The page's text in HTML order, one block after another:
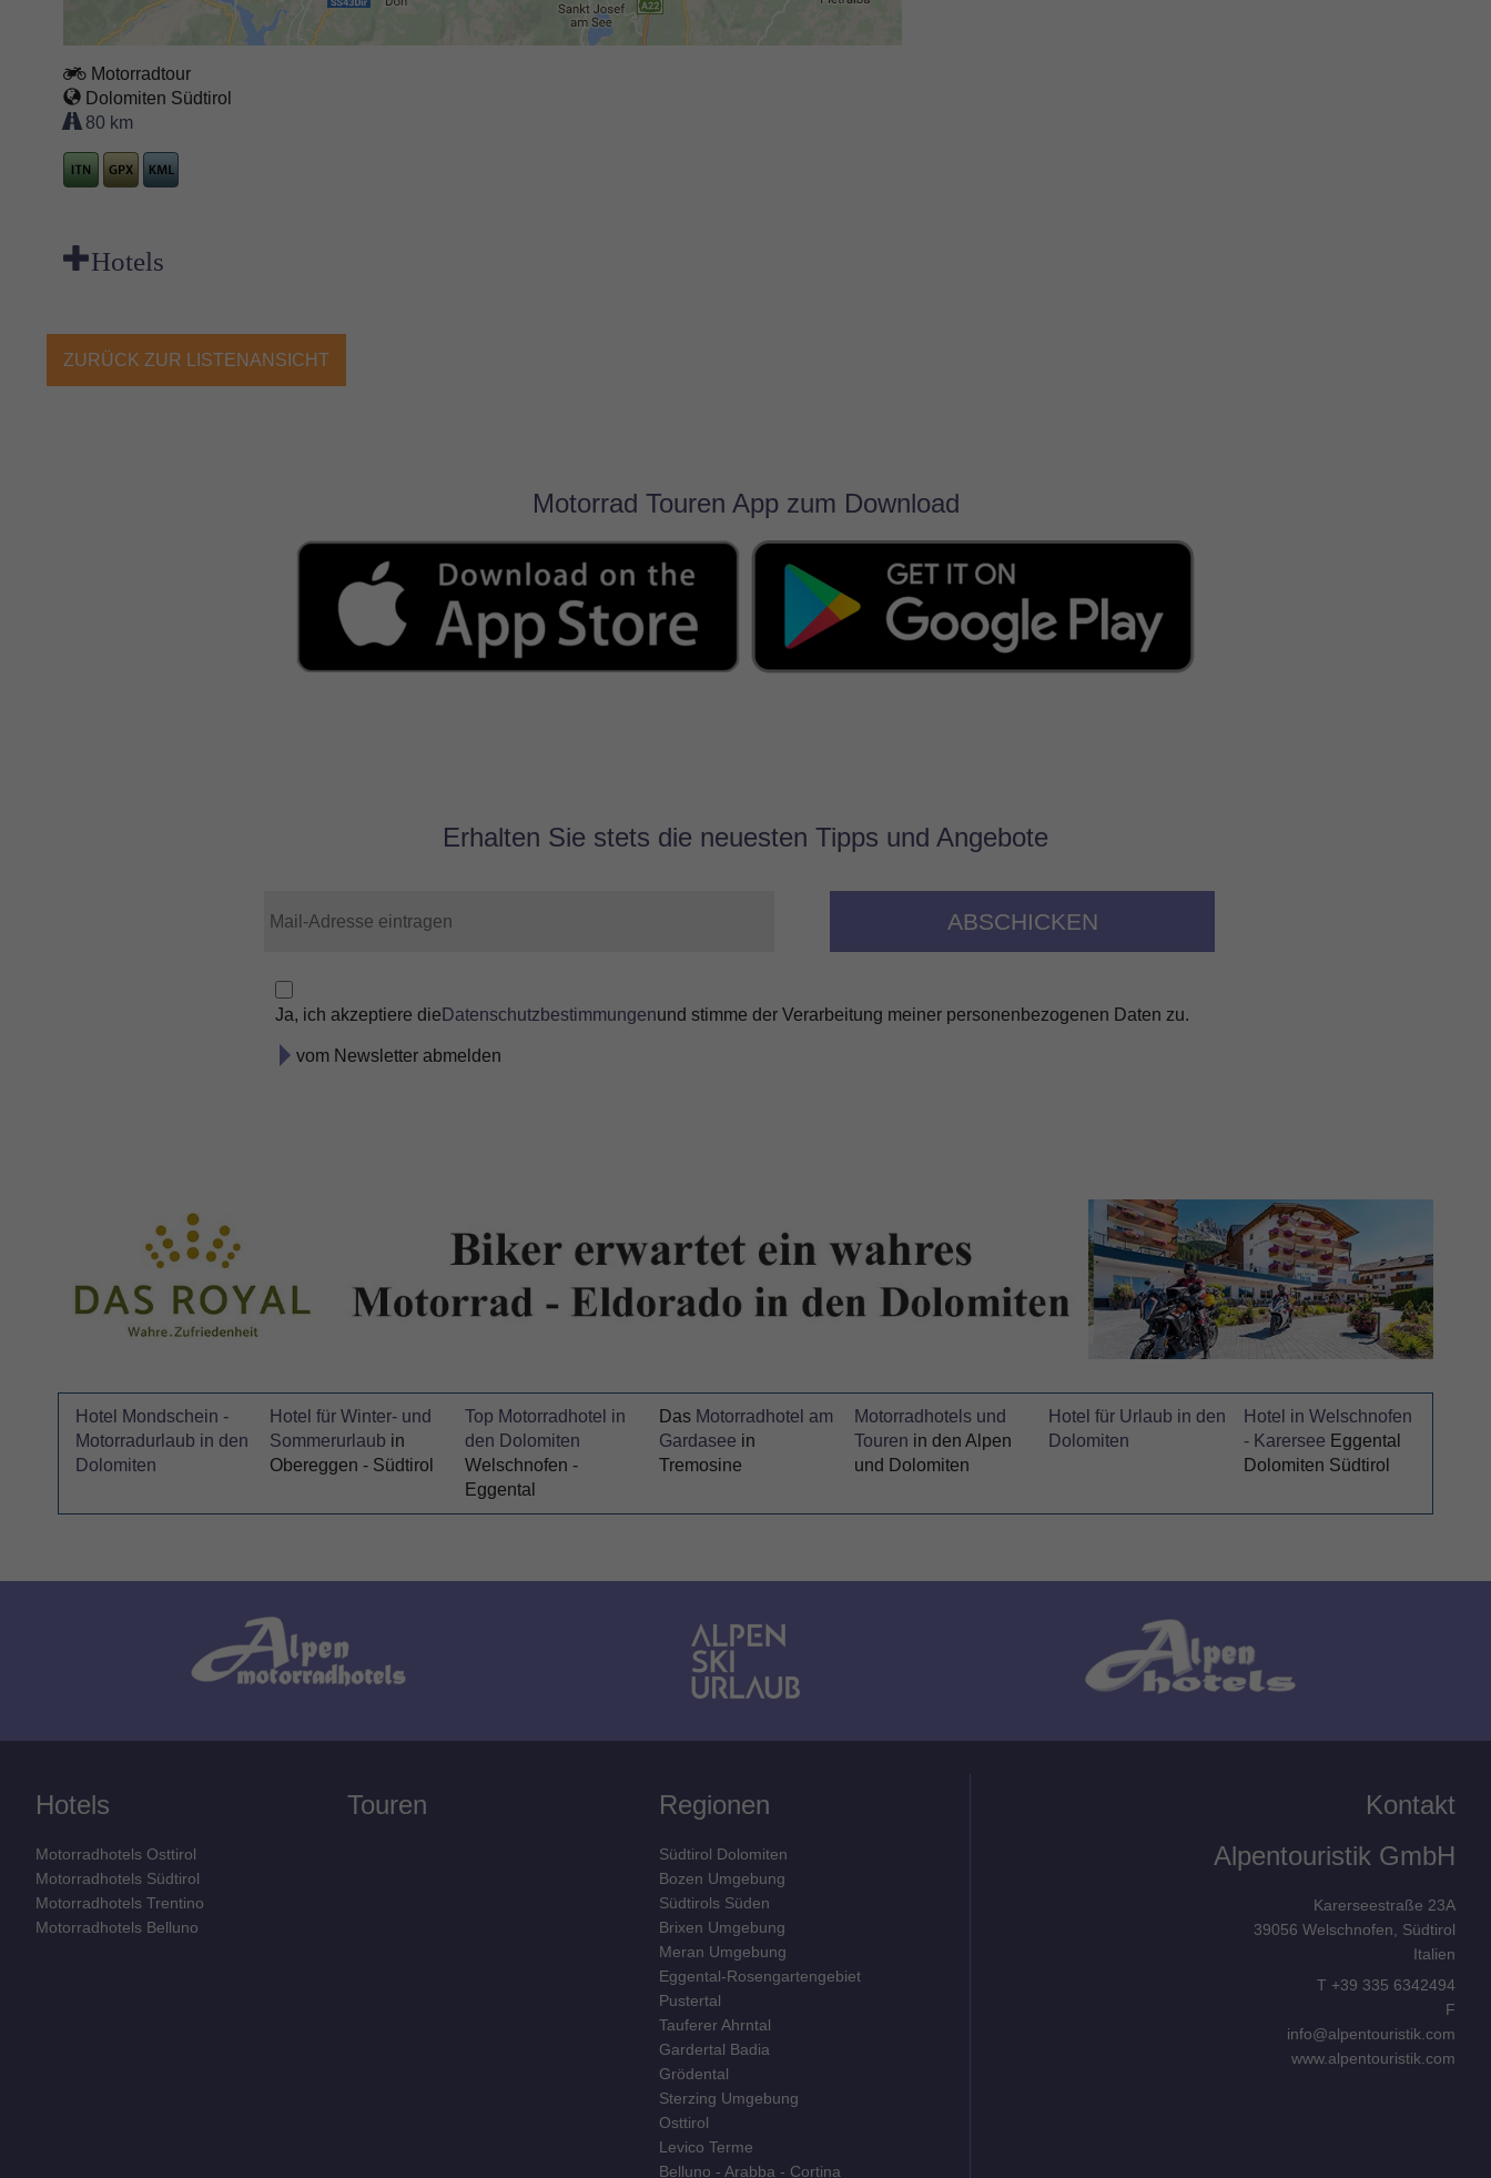
Motorradtour
Dolomiten Südtirol
80 km
Hotels
ZURÜCK ZUR LISTENANSICHT
Motorrad Touren App zum Download
Erhalten Sie stets die neuesten Tipps und Angebote
Ja, ich akzeptiere die Datenschutzbestimmungenund stimme der Verarbeitung meiner personenbezogenen Daten zu.
vom Newsletter abmelden
Hotel Mondschein -
Motorradurlaub in den
Dolomiten
Hotel für Winter- und
Sommerurlaub in
Obereggen - Südtirol
Top Motorradhotel in
den Dolomiten
Welschnofen -
Eggental
Das Motorradhotel am
Gardasee in
Tremosine
Motorradhotels und
Touren in den Alpen
und Dolomiten
Hotel für Urlaub in den
Dolomiten
Hotel in Welschnofen
- Karersee Eggental
Dolomiten Südtirol
Hotels
Motorradhotels Osttirol
Motorradhotels Südtirol
Motorradhotels Trentino
Motorradhotels Belluno
Touren Regionen
Südtirol Dolomiten
Bozen Umgebung
Südtirols Süden
Brixen Umgebung
Meran Umgebung
Eggental-Rosengartengebiet
Pustertal
Tauferer Ahrntal
Gardertal Badia
Grödental
Sterzing Umgebung
Osttirol
Levico Terme
Belluno - Arabba - Cortina
Kontakt
Alpentouristik GmbH
Karerseestraße 23A
39056 Welschnofen, Südtirol
Italien
T +39 335 6342494
F
info@alpentouristik.com
www.alpentouristik.com